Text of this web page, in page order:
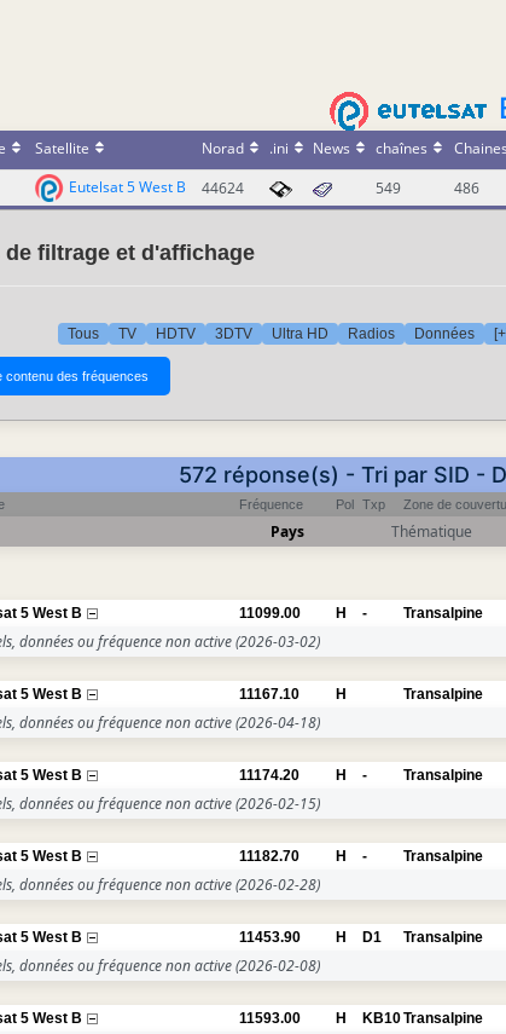
Satellite Norad .ini News chaînes
Eutelsat 5 West B 44624 549 486
filtrage et d'affichage
Tous TV HDTV 3DTV Ultra HD Radios Données
572 réponse(s) - Tri par SID -
Fréquence Pol Txp Zone de
Pays Thématique
5 West B 11099.00 H - Transalpine
données ou fréquence non active(2026-03-02)
5 West B 11167.10 H Transalpine
données ou fréquence non active(2026-04-18)
5 West B 11174.20 H - Transalpine
données ou fréquence non active(2026-02-15)
5 West B 11182.70 H - Transalpine
données ou fréquence non active(2026-02-28)
5 West B 11453.90 H D1 Transalpine
données ou fréquence non active(2026-02-08)
5 West B 11593.00 H KB10Transalpine